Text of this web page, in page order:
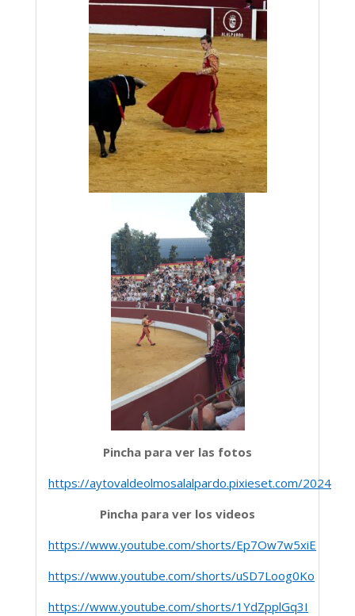
Pincha para ver las fotos
https://aytovaldeolmosalalpardo.pixieset.com/
Pincha para ver los videos
https://www.youtube.com/shorts/Ep7Ow7w5xiE
https://www.youtube.com/shorts/uSD7Loog0Ko
https://www.youtube.com/shorts/1YdZpplGq3I